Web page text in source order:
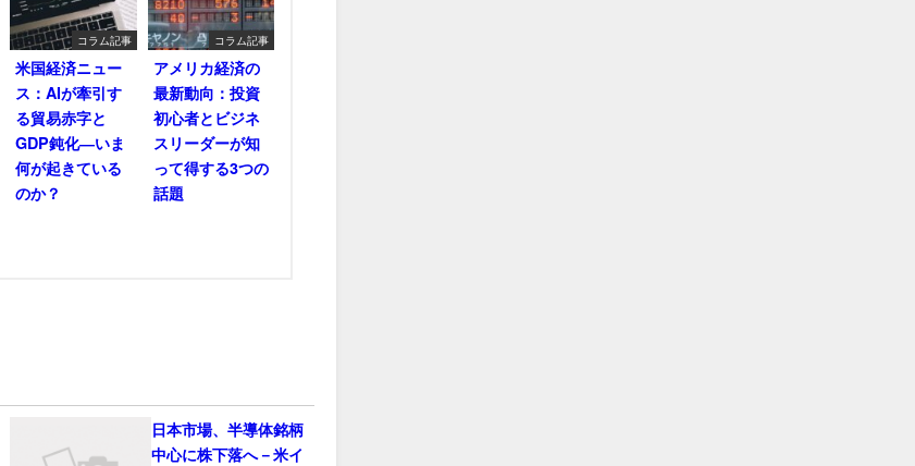
コラム記事
米国経済ニュー
ス：AIが牽引す
る貿易赤字と
GDP鈍化―いま
何が起きている
のか？
コラム記事
アメリカ経済の
最新動向：投資
初心者とビジネ
スリーダーが知
って得する3つの
話題
日本市場、半導体銘柄
中心に株下落へ－米イ